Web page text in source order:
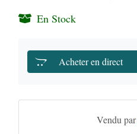
En Stock
Acheter en direct
Vendu par